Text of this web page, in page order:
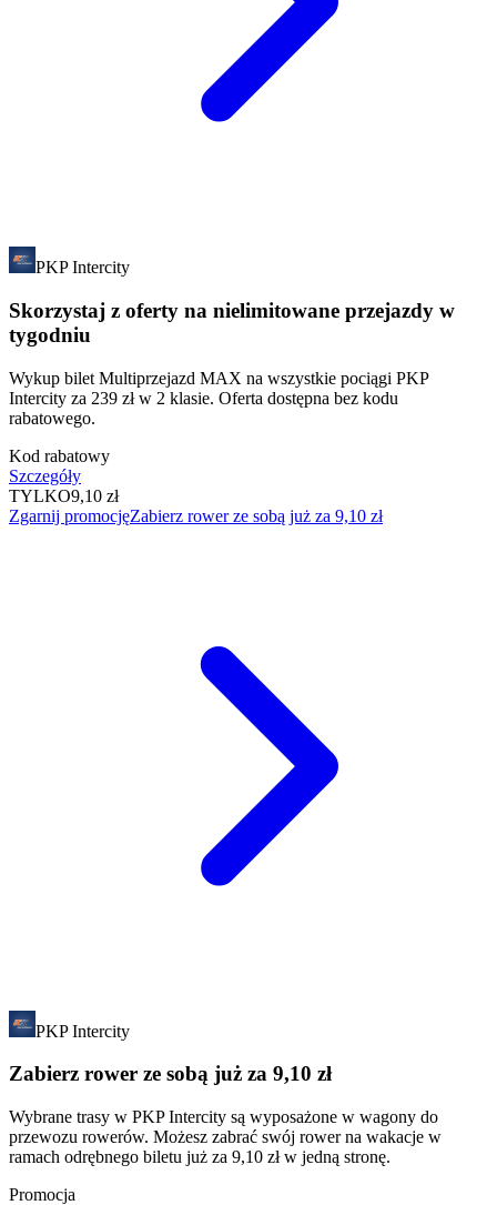
PKP Intercity
Skorzystaj z oferty na nielimitowane przejazdy w
tygodniu
Wykup bilet Multiprzejazd MAX na wszystkie pociągi PKP
Intercity za 239 zł w 2 klasie. Oferta dostępna bez kodu
rabatowego.
Kod rabatowy
Szczegóły
TYLKO9,10 zł
Zgarnij promocjęZabierz rower ze sobą już za 9,10 zł
PKP Intercity
Zabierz rower ze sobą już za 9,10 zł
Wybrane trasy w PKP Intercity są wyposażone w wagony do
przewozu rowerów. Możesz zabrać swój rower na wakacje w
ramach odrębnego biletu już za 9,10 zł w jedną stronę.
Promocja